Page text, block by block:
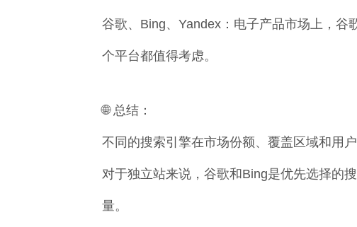
谷歌、Bing、Yandex：电子产品市场上，谷
个平台都值得考虑。
🌐 总结：
不同的搜索引擎在市场份额、覆盖区域和用
对于独立站来说，谷歌和Bing是优先选择的
量。